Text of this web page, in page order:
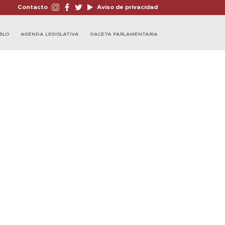
Contacto Aviso de privacidad
AGENDA LEGISLATIVA GACETA PARLAMENTARIA